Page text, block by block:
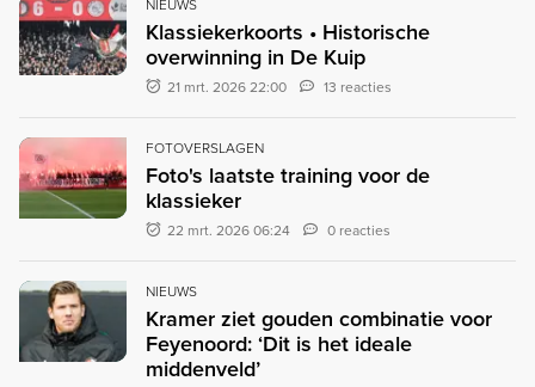
NIEUWS
Klassiekerkoorts • Historische
overwinning in De Kuip
21 mrt. 2026 22:00 13 reacties
FOTOVERSLAGEN
Foto's laatste training voor de
klassieker
22 mrt. 2026 06:24 0 reacties
NIEUWS
Kramer ziet gouden combinatie voor
Feyenoord: ‘Dit is het ideale
middenveld’